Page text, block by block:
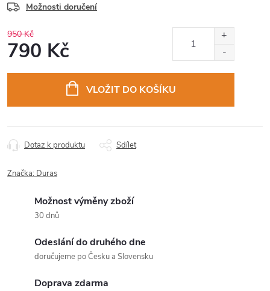
Možnosti doručení
950 Kč
790 Kč
VLOŽIT DO KOŠÍKU
Dotaz k produktu Sdílet
Značka: Duras
Možnost výměny zboží
30 dnů
Odeslání do druhého dne
doručujeme po Česku a Slovensku
Doprava zdarma